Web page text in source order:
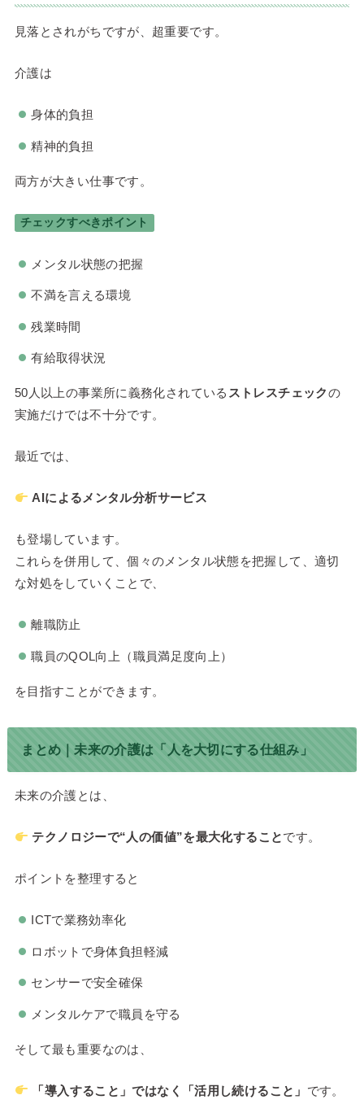
見落とされがちですが、超重要です。
介護は
身体的負担
精神的負担
両方が大きい仕事です。
チェックすべきポイント
メンタル状態の把握
不満を言える環境
残業時間
有給取得状況
50人以上の事業所に義務化されている ストレスチェックの
実施だけでは不十分です。
最近では、
AIによるメンタル分析サービス
も登場しています。
これらを併用して、個々のメンタル状態を把握して、適切
な対処をしていくことで、
離職防止
職員のQOL向上（職員満足度向上）
を目指すことができます。
まとめ｜未来の介護は「人を大切にする仕組み」
未来の介護とは、
テクノロジーで“人の価値”を最大化することです。
ポイントを整理すると
ICTで業務効率化
ロボットで身体負担軽減
センサーで安全確保
メンタルケアで職員を守る
そして最も重要なのは、
「導入すること」ではなく「活用し続けること」 です。